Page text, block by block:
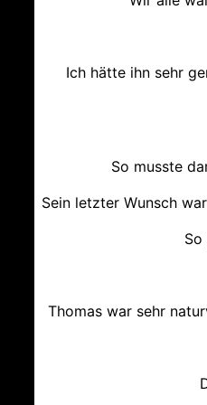
Ich hätte ihn sehr
So musste
Sein letzter Wunsch
So
Thomas war sehr